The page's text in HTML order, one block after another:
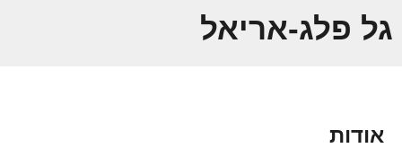
גל פלג-אריאל
אודות